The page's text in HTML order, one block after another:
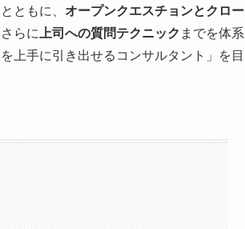
ともに、 オープンクエスチョンとクロー
らに上司への質問テクニック までを体系
上手に引き出せるコンサルタント」を目